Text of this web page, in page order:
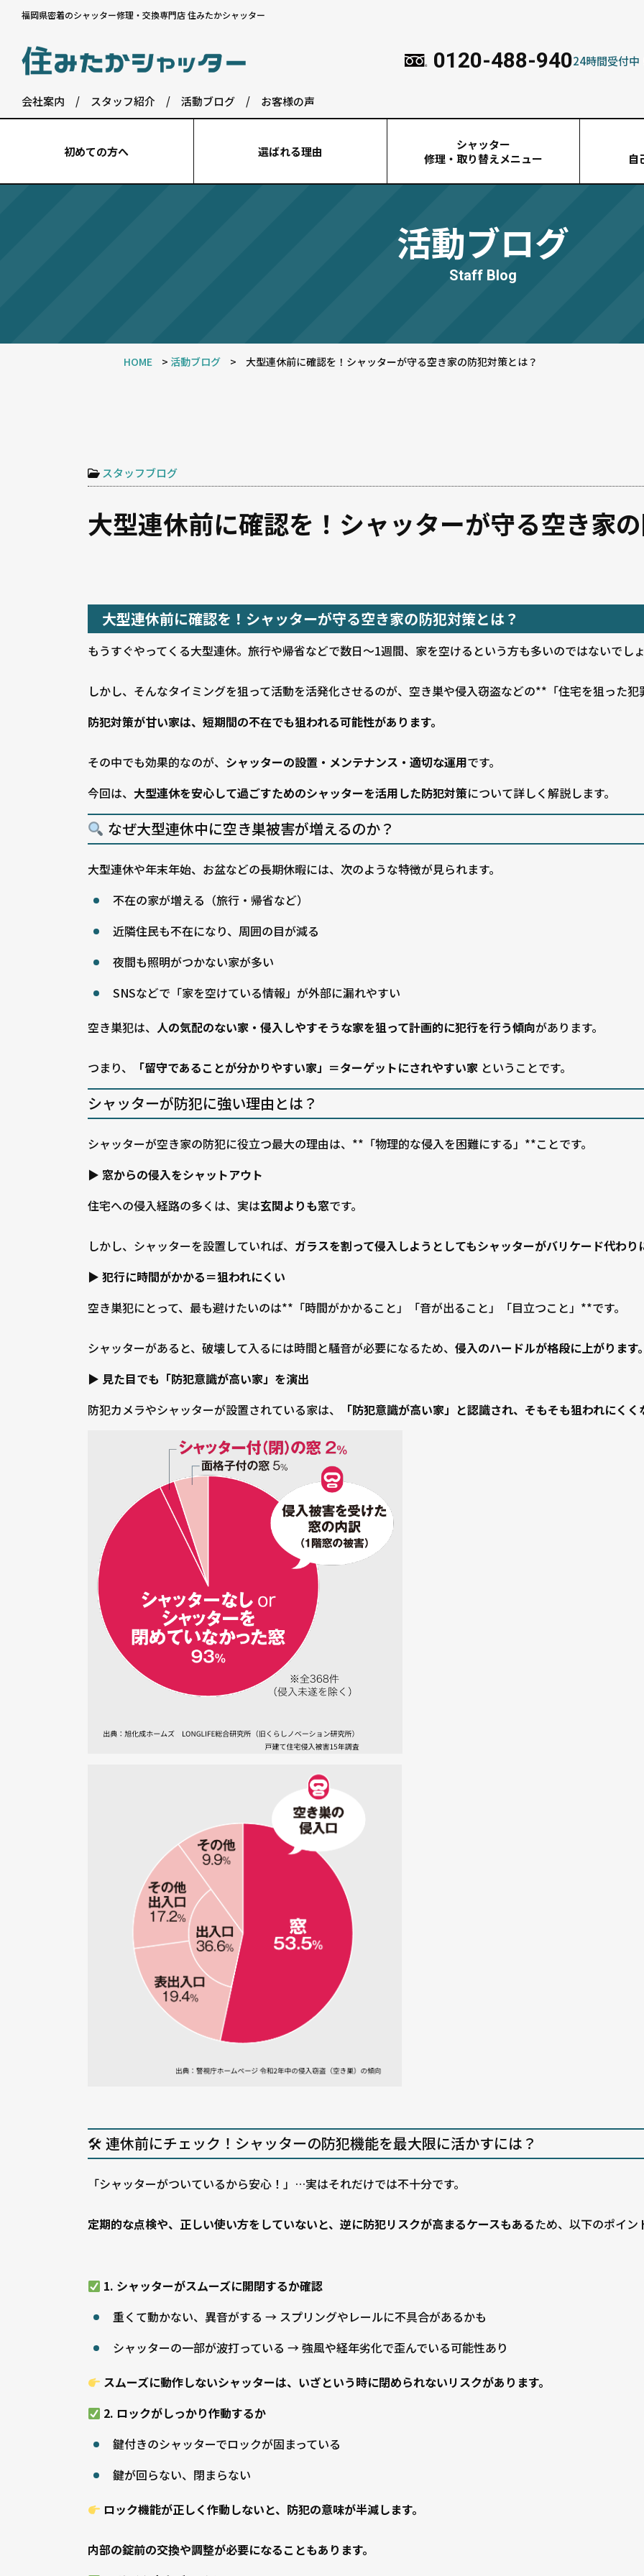
福岡県密着のシャッター修理・交換専門店 住みたかシャッター
0120-488-94024時間受付中
会社案内 / スタッフ紹介 / 活動ブログ / お客様の声
初めての⽅へ 選ばれる理由
シャッター
修理・取り替えメニュー
自
活動ブログ
Staff Blog
HOME > 活動ブログ > 大型連休前に確認を！シャッターが守る空き家の防犯対策とは？
スタッフブログ
大型連休前に確認を！シャッターが守る空き家
大型連休前に確認を！シャッターが守る空き家の防犯対策とは？
もうすぐやってくる大型連休。旅行や帰省などで数日〜1週間、家を空けるという方も多いのではないでしょ
しかし、そんなタイミングを狙って活動を活発化させるのが、空き巣や侵入窃盗などの**「住宅を狙った犯
防犯対策が甘い家は、短期間の不在でも狙われる可能性があります。
その中でも効果的なのが、 シャッターの設置・メンテナンス・適切な運用です。
今回は、 大型連休を安心して過ごすためのシャッターを活用した防犯対策について詳しく解説します。
なぜ大型連休中に空き巣被害が増えるのか？
大型連休や年末年始、お盆などの長期休暇には、次のような特徴が見られます。
不在の家が増える（旅行・帰省など）
近隣住民も不在になり、周囲の目が減る
夜間も照明がつかない家が多い
SNSなどで「家を空けている情報」が外部に漏れやすい
空き巣犯は、 人の気配のない家・侵入しやすそうな家を狙って計画的に犯行を行う傾向があります。
つまり、 「留守であることが分かりやすい家」＝ターゲットにされやすい家 ということです。
シャッターが防犯に強い理由とは？
シャッターが空き家の防犯に役立つ最大の理由は、**「物理的な侵入を困難にする」**ことです。
▶ 窓からの侵入をシャットアウト
住宅への侵入経路の多くは、実は玄関よりも窓です。
しかし、シャッターを設置していれば、 ガラスを割って侵入しようとしてもシャッターがバリケード代わり
▶ 犯行に時間がかかる＝狙われにくい
空き巣犯にとって、最も避けたいのは**「時間がかかること」「音が出ること」「目立つこと」**です。
シャッターがあると、破壊して入るには時間と騒音が必要になるため、 侵入のハードルが格段に上がります。
▶ 見た目でも「防犯意識が高い家」を演出
防犯カメラやシャッターが設置されている家は、
「防犯意識が高い家」と認識され、そもそも狙われにくく
🛠 連休前にチェック！シャッターの防犯機能を最大限に活かすには？
「シャッターがついているから安心！」…実はそれだけでは不十分です。
定期的な点検や、正しい使い方をしていないと、逆に防犯リスクが高まるケースもあるため、以下のポイン
1. シャッターがスムーズに開閉するか確認
重くて動かない、異音がする → スプリングやレールに不具合があるかも
シャッターの一部が波打っている → 強風や経年劣化で歪んでいる可能性あり
スムーズに動作しないシャッターは、いざという時に閉められないリスクがあります。
2. ロックがしっかり作動するか
鍵付きのシャッターでロックが固まっている
鍵が回らない、閉まらない
ロック機能が正しく作動しないと、防犯の意味が半減します。
内部の錠前の交換や調整が必要になることもあります。